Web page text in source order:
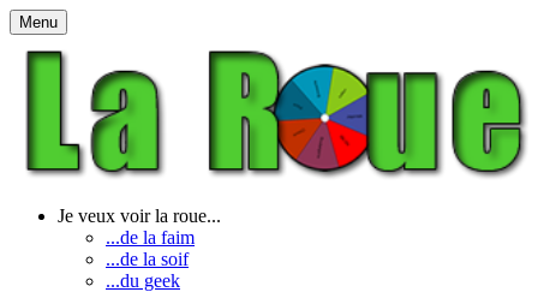
Menu
Je veux voir la roue...
...de la faim
...de la soif
...du geek